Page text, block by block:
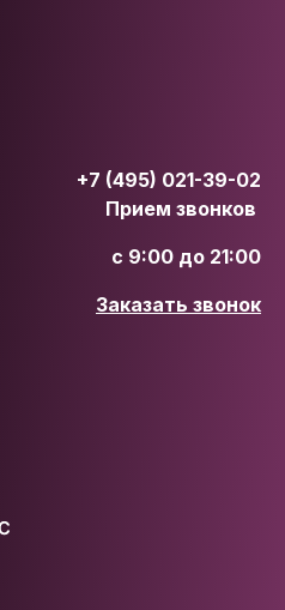
+7 (495) 021-39-02
Прием звонков
с 9:00 до 21:00
Заказать звонок